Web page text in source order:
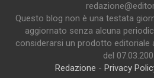
Questo blog non è una testata
aggiornato senza alcuna
considerarsi un prodotto editoriale
del
Redazione - Privacy